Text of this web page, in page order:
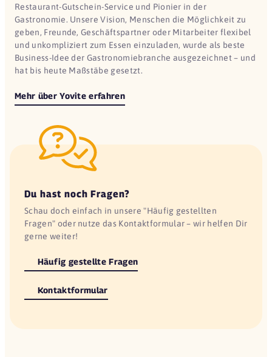
Restaurant-Gutschein-Service und Pionier in der
Gastronomie. Unsere Vision, Menschen die Möglichkeit zu
geben, Freunde, Geschäftspartner oder Mitarbeiter flexibel
und unkompliziert zum Essen einzuladen, wurde als beste
Business-Idee der Gastronomiebranche ausgezeichnet – und
hat bis heute Maßstäbe gesetzt.
Mehr über Yovite erfahren
Du hast noch Fragen?
Schau doch einfach in unsere "Häufig gestellten
Fragen" oder nutze das Kontaktformular – wir helfen Dir
gerne weiter!
Häufig gestellte Fragen
Kontaktformular